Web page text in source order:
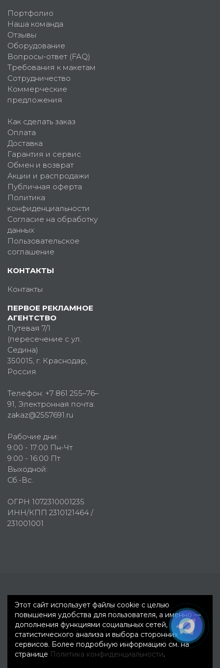
Портфолио
Наша команда
Отзывы
Оборудование
Вопросы-ответ (FAQ)
Требования к макетам
Сотрудничество
Коммерческие
предложения
Как сделать заказ
Оплата
Доставка
Гарантия и сервис
Обмен и возврат
Акции и распродажи
Публичная оферта
Политика
конфиденциальности
Согласие на обработку
данных
Пользовательское
соглашение
КОНТАКТЫ
Контакты
ПЕРВОЕ РЕКЛАМНОЕ
АГЕНТСТВО
Путевая 7/1
(пересечение с ул.
Седина)
350015, г. Краснодар,
Россия
Телефон: +7 861 255–76–
91, Электронная почта:
zakaz@2557691.ru
Рабочие дни:
9:00 - 17:00 Пн-Чт
9:00 - 16:00 Пт
Выходной:
Сб.-Вс.
ОГРН 1072310001235
ИНН/КПП 2310121464 /
231001001
Этот сайт использует файлы cookie с целью
повышения удобства для пользователя, а именно —
дополнения функциями социальных сетей,
статистического анализа и выбора сторонних
сервисов. Более подробную информацию см. на
странице Политика конфиденциальности.